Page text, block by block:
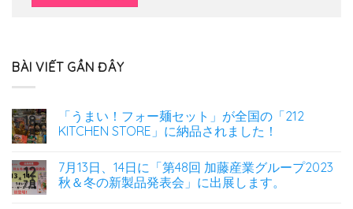
BÀI VIẾT GẦN ĐÂY
18
7月
「うまい！フォー麺セット」が全国の「212
KITCHEN STORE」に納品されました！
12
7月
7月13日、14日に「第48回 加藤産業グループ2023
秋＆冬の新製品発表会」に出展します。